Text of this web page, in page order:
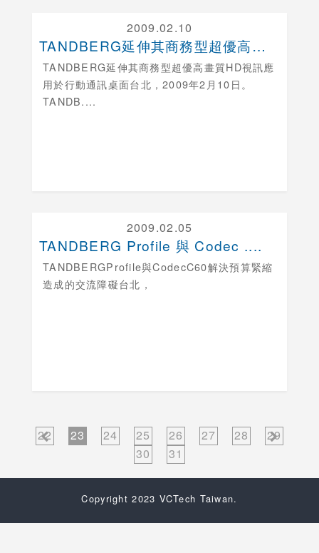
2009.02.10
TANDBERG延伸其商務型超優高畫質HD視訊應用....
TANDBERG延伸其商務型超優高畫質HD視訊應
用於行動通訊桌面台北，2009年2月10日。
TANDB....
2009.02.05
TANDBERG Profile 與 Codec ....
TANDBERGProfile與CodecC60解決預算緊縮
造成的交流障礙台北，
22 23 24 25 26 27 28
29
30
31
Copyright 2023 VCTech Taiwan.